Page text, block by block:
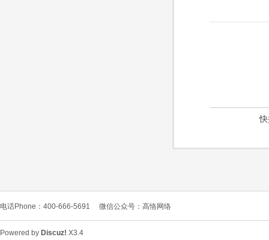
电话Phone：400-666-5691 微信公众号：高恪网络
Powered by Discuz! X3.4